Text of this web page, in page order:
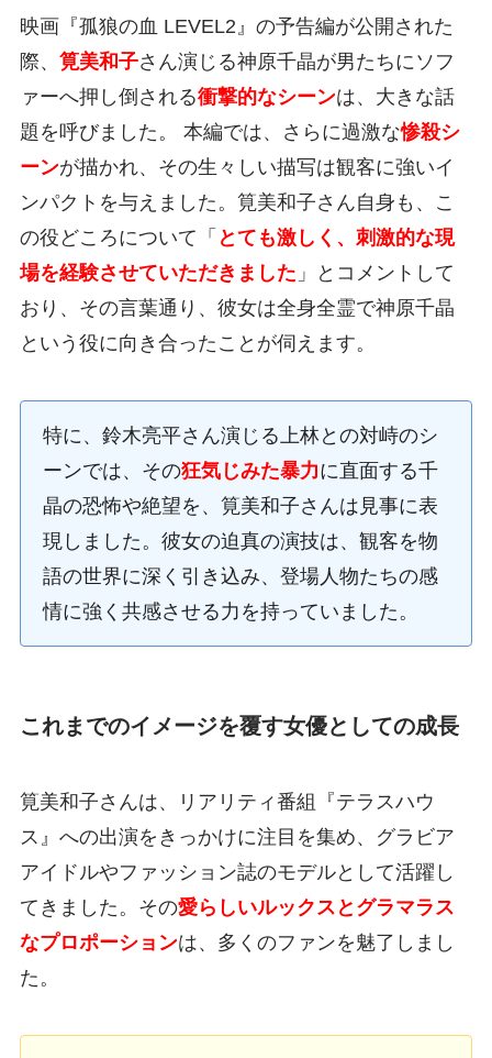
映画『孤狼の血 LEVEL2』の予告編が公開された
際、 筧美和子さん演じる神原千晶が男たちにソフ
ァーへ押し倒される衝撃的なシーンは、大きな話
題を呼びました。 本編では、さらに過激な惨殺シ
ーンが描かれ、その生々しい描写は観客に強いイ
ンパクトを与えました。筧美和子さん自身も、こ
の役どころについて「 とても激しく、刺激的な現
場を経験させていただきました 」とコメントして
おり、その言葉通り、彼女は全身全霊で神原千晶
という役に向き合ったことが伺えます。
特に、鈴木亮平さん演じる上林との対峙のシ
ーンでは、その狂気じみた暴力に直面する千
晶の恐怖や絶望を、筧美和子さんは見事に表
現しました。彼女の迫真の演技は、観客を物
語の世界に深く引き込み、登場人物たちの感
情に強く共感させる力を持っていました。
これまでのイメージを覆す女優としての成長
筧美和子さんは、リアリティ番組『テラスハウ
ス』への出演をきっかけに注目を集め、グラビア
アイドルやファッション誌のモデルとして活躍し
てきました。その愛らしいルックスとグラマラス
なプロポーションは、多くのファンを魅了しまし
た。